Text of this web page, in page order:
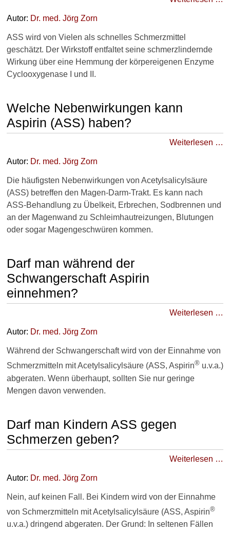
Autor: Dr. med. Jörg Zorn
ASS wird von Vielen als schnelles Schmerzmittel
geschätzt. Der Wirkstoff entfaltet seine schmerzlindernde
Wirkung über eine Hemmung der körpereigenen Enzyme
Cyclooxygenase I und II.
Welche Nebenwirkungen kann
Aspirin (ASS) haben?
Weiterlesen …
Autor: Dr. med. Jörg Zorn
Die häufigsten Nebenwirkungen von Acetylsalicylsäure
(ASS) betreffen den Magen-Darm-Trakt. Es kann nach
ASS-Behandlung zu Übelkeit, Erbrechen, Sodbrennen und
an der Magenwand zu Schleimhautreizungen, Blutungen
oder sogar Magengeschwüren kommen.
Darf man während der
Schwangerschaft Aspirin
einnehmen?
Weiterlesen …
Autor: Dr. med. Jörg Zorn
Während der Schwangerschaft wird von der Einnahme von
Schmerzmitteln mit Acetylsalicylsäure (ASS, Aspirin® u.v.a.)
abgeraten. Wenn überhaupt, sollten Sie nur geringe
Mengen davon verwenden.
Darf man Kindern ASS gegen
Schmerzen geben?
Weiterlesen …
Autor: Dr. med. Jörg Zorn
Nein, auf keinen Fall. Bei Kindern wird von der Einnahme
von Schmerzmitteln mit Acetylsalicylsäure (ASS, Aspirin®
u.v.a.) dringend abgeraten. Der Grund: In seltenen Fällen
Gesundheitsthemen